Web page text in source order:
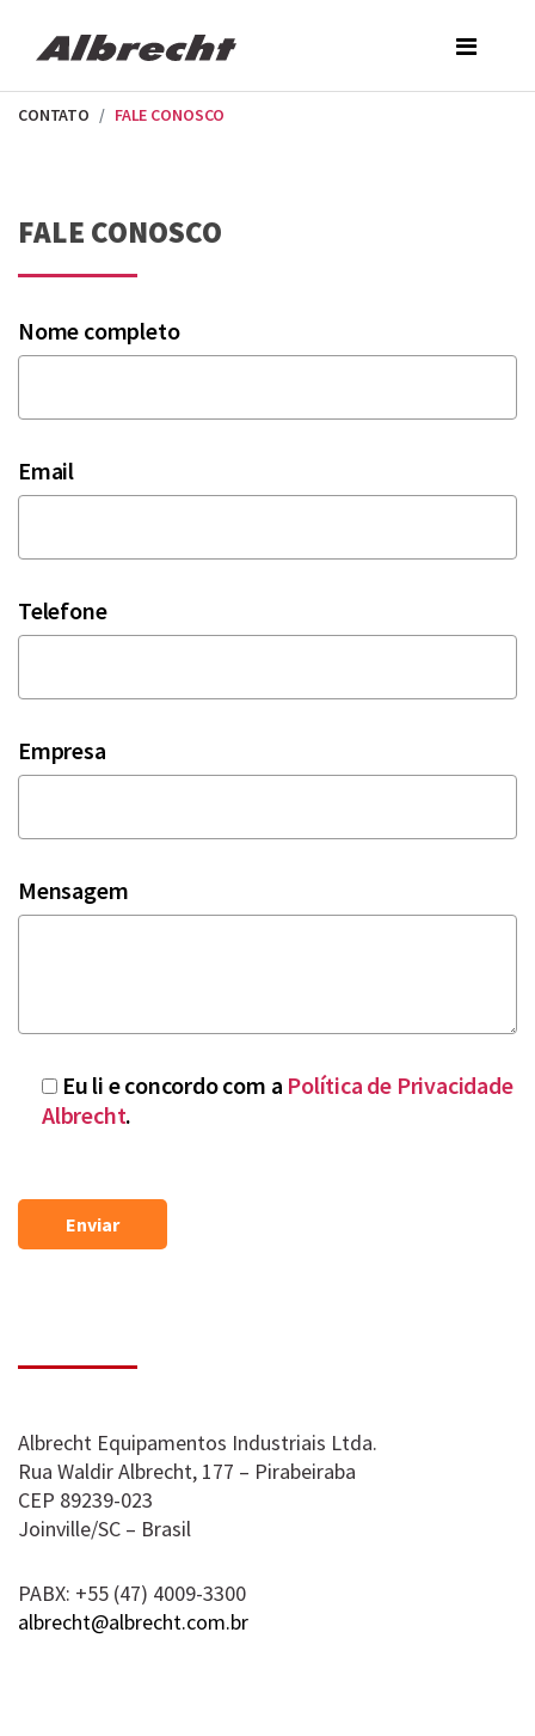
content
CONTATO FALE CONOSCO
FALE CONOSCO
Nome completo
Email
Telefone
Empresa
Mensagem
Eu li e concordo com a Política de Privacidade
Albrecht.
Albrecht Equipamentos Industriais Ltda.
Rua Waldir Albrecht, 177 – Pirabeiraba
CEP 89239-023
Joinville/SC – Brasil
PABX: +55 (47) 4009-3300
albrecht@albrecht.com.br